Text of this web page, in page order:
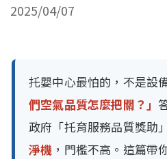
2025/04/07
托嬰中心最怕的，不是設
們空氣品質怎麼把關？」
政府「托育服務品質獎助
淨機 ，門檻不高。這篇帶